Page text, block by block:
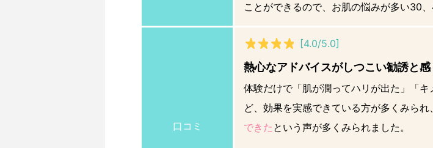
ことができるので、お肌の悩みが多い30、
口コミ
[4.0/5.0]
熱心なアドバイスがしつこい勧誘と感
体験だけで「肌が潤ってハリが出た」「
ど、効果を実感できている方が多くみられ、
できた という声が多くみられました。